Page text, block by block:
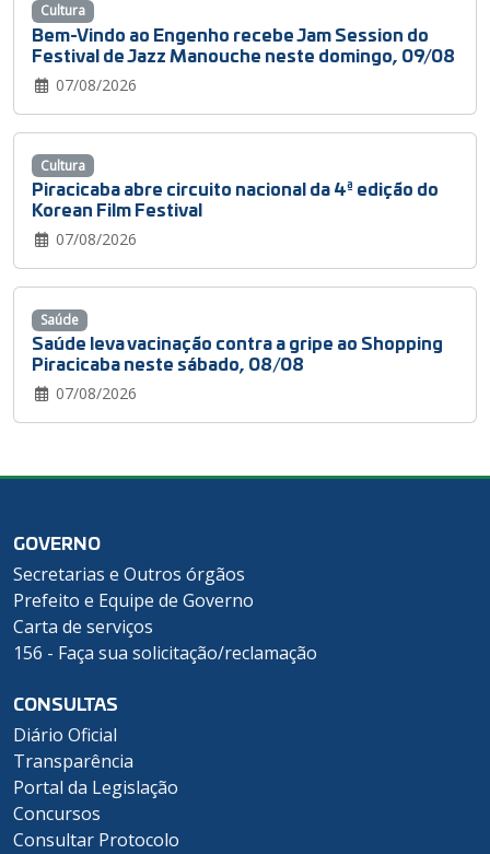
Bem-Vindo ao Engenho recebe Jam Session do
Festival de Jazz Manouche neste domingo, 09/08
07/08/2026
Cultura
Piracicaba abre circuito nacional da 4ª edição do
Korean Film Festival
07/08/2026
Cultura
Saúde leva vacinação contra a gripe ao Shopping
Piracicaba neste sábado, 08/08
07/08/2026
Saúde
GOVERNO
Secretarias e Outros órgãos
Prefeito e Equipe de Governo
Carta de serviços
156 - Faça sua solicitação/reclamação
CONSULTAS
Diário Oficial
Transparência
Portal da Legislação
Concursos
Consultar Protocolo